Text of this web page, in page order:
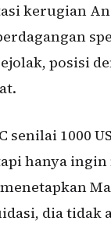
kerugian
posisi
1000
hanya
dia